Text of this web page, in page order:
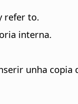
refer to.
interna.
unha copia